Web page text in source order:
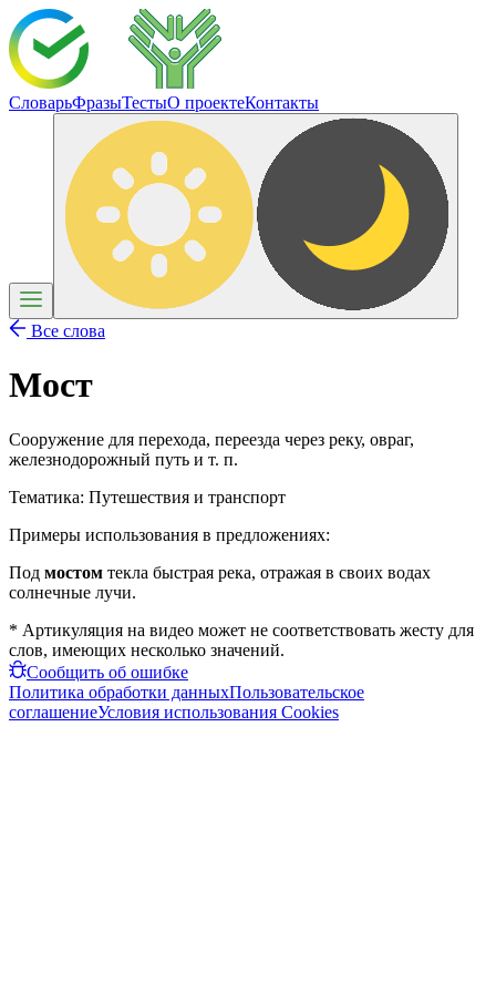
СловарьФразыТестыО проектеКонтакты
Все слова
Мост
Сооружение для перехода, переезда через реку, овраг,
железнодорожный путь и т. п.
Тематика: Путешествия и транспорт
Примеры использования в предложениях:
Под мостом текла быстрая река, отражая в своих водах
солнечные лучи.
* Артикуляция на видео может не соответствовать жесту для
слов, имеющих несколько значений.
Сообщить об ошибке
Политика обработки данныхПользовательское
соглашениеУсловия использования Cookies